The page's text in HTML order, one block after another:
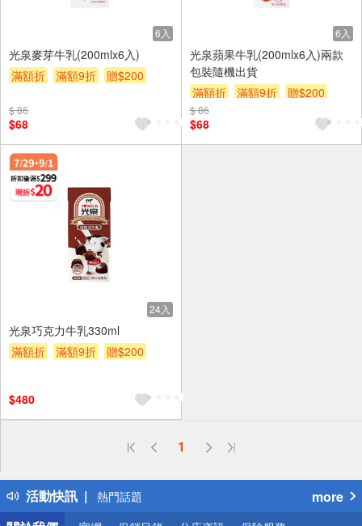
6入
光泉麥芽牛乳(200mlx6入)
滿額折
滿額9折 贈$200
$ 86
$68
6入
光泉蘋果牛乳(200mlx6入)兩款
包裝隨機出貨
滿額折
滿額9折 贈$200
$ 86
$68
24入
光泉巧克力牛乳330ml
滿額折
滿額9折 贈$200
$480
1
活動快訊
偏遠地區配送
得獎公告
熱門話題
銀行優惠
more